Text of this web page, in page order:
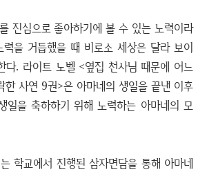
진심으로 좋아하기에 볼 수 있는 노력이라
력을 거듭했을 때 비로소 세상은 달라 보이
다. 라이트 노벨 <옆집 천사님 때문에 어느
한 사연 9권>은 아마네의 생일을 끝낸 이후
일을 축하하기 위해 노력하는 아마네의 모
학교에서 진행된 삼자면담을 통해 아마네